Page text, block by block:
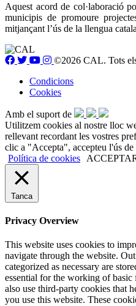
Aquest acord de col·laboració
municipis de promoure
mitjançant l’ús de la llengua
©2026 CAL. Tots
Condicions
Cookies
Amb el suport de
Utilitzem cookies al nostre lloc
rellevant recordant les vostres
clic a "Accepta", accepteu l'ús
Política de cookies
Tanca
Privacy Overview
This website uses cookies to
navigate through the website.
categorized as necessary are
essential for the working of
also use third-party cookies that
you use this website. These